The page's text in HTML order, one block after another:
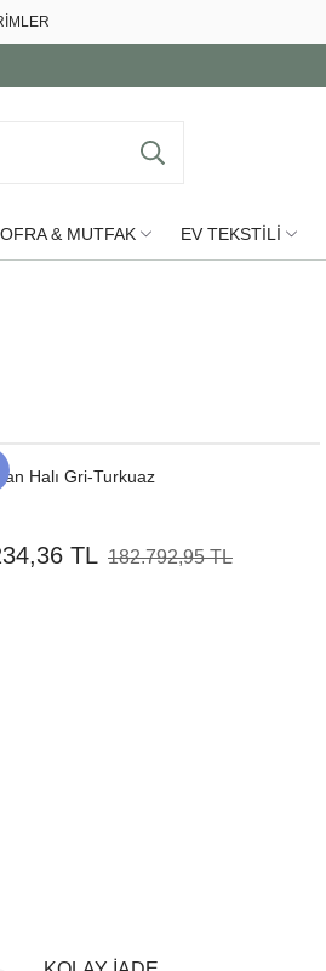
& MUTFAK EV TEKSTİLİ
Halı Gri-Turkuaz
TL 182.792,95 TL